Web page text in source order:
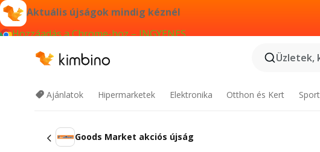
Aktuális újságok mindig kéznél
Hozzáadás a Chrome-hoz – INGYENES
Üzletek,
Ajánlatok Hipermarketek Elektronika Otthon és Kert
Goods Market akciós újság